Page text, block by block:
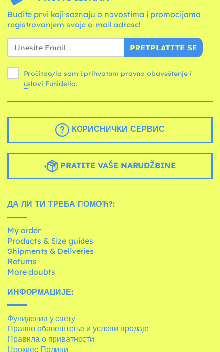
Budite prvi koji saznaju o novostima i promocijama
registrovanjem svoje e-mail adrese!
PRETPLATITE SE
Pročitao/la sam i prihvatam pravno obaveštenje i
uslovi Funidelia.
КОРИСНИЧКИ СЕРВИС
PRATITE VAŠE NARUDŽBINE
ДА ЛИ ТИ ТРЕБА ПОМОЋ?:
My order
Products & Size guides
Shipments & Deliveries
Returns
More doubts
ИНФОРМАЦИЈЕ:
Фуниделиа у свету
Правно обавештење и услови продаје
Правила о приватности
Цоокиес Полици